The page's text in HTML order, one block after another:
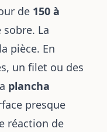
de 150 à
La
pièce. En
un filet ou des
plancha
presque
réaction de